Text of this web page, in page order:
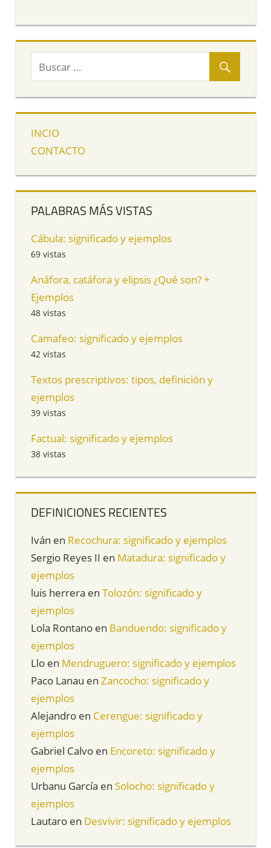
INCIO
CONTACTO
PALABRAS MÁS VISTAS
Cábula: significado y ejemplos
69 vistas
Anáfora, catáfora y elipsis ¿Qué son? +
Ejemplos
48 vistas
Camafeo: significado y ejemplos
42 vistas
Textos prescriptivos: tipos, definición y
ejemplos
39 vistas
Factual: significado y ejemplos
38 vistas
DEFINICIONES RECIENTES
Iván en Recochura: significado y ejemplos
Sergio Reyes II en Matadura: significado y
ejemplos
luis herrera en Tolozón: significado y
ejemplos
Lola Rontano en Banduendo: significado y
ejemplos
Llo en Mendruguero: significado y ejemplos
Paco Lanau en Zancocho: significado y
ejemplos
Alejandro en Cerengue: significado y
ejemplos
Gabriel Calvo en Encoreto: significado y
ejemplos
Urbanu García en Solocho: significado y
ejemplos
Lautaro en Desvivir: significado y ejemplos